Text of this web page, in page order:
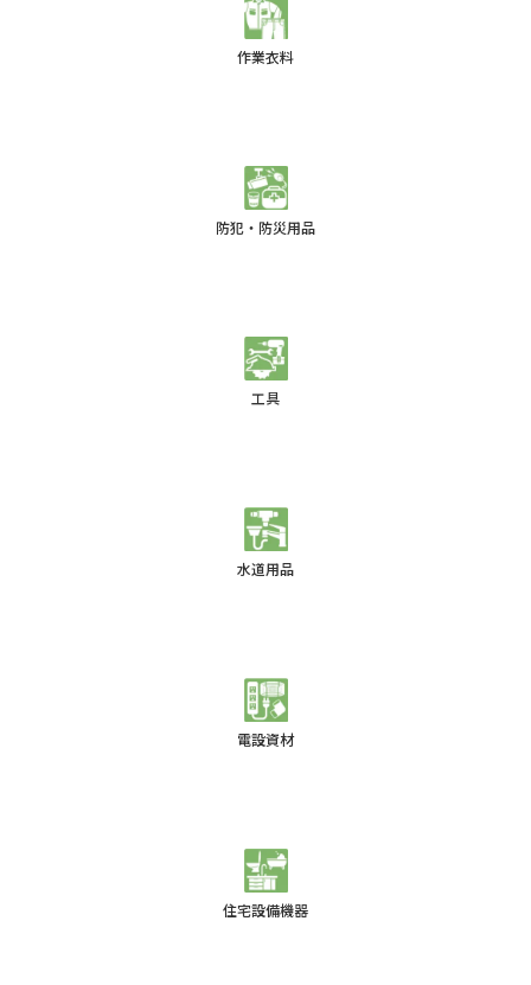
作業衣料
防犯・防災用品
工具
水道用品
電設資材
住宅設備機器